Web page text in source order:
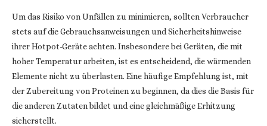
Um das Risiko von Unfällen zu minimieren, sollten Verbraucher
stets auf die Gebrauchsanweisungen und Sicherheitshinweise
ihrer Hotpot-Geräte achten. Insbesondere bei Geräten, die mit
hoher Temperatur arbeiten, ist es entscheidend, die wärmenden
Elemente nicht zu überlasten. Eine häufige Empfehlung ist, mit
der Zubereitung von Proteinen zu beginnen, da dies die Basis für
die anderen Zutaten bildet und eine gleichmäßige Erhitzung
sicherstellt.